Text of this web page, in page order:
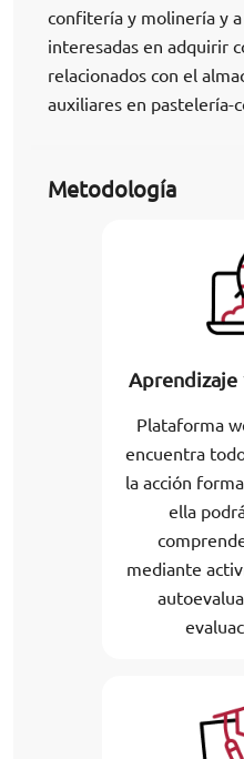
confitería y molinería y
interesadas en adquirir
relacionados con el
auxiliares en pastelería-
Metodología
Aprendizaje
Plataforma
encuentra
la acción
ella
mediante